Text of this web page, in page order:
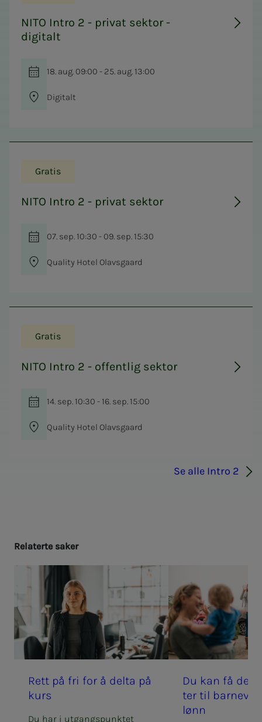
NITO Intro 2 - privat sektor -
digitalt
18. aug. 09:00 - 25. aug. 13:00
Digitalt
Gratis
NITO Intro 2 - privat sektor
07. sep. 10:30 - 09. sep. 15:30
Quality Hotel Olavsgaard
Gratis
NITO Intro 2 - offentlig sektor
14. sep. 10:30 - 16. sep. 15:00
Quality Hotel Olavsgaard
Se alle Intro 2
Re­la­­­ter­­­te sa­­­ker
Rett på fri for å del­ta på
kurs
Du har i utgangspunktet
Du kan få
ter til
lønn